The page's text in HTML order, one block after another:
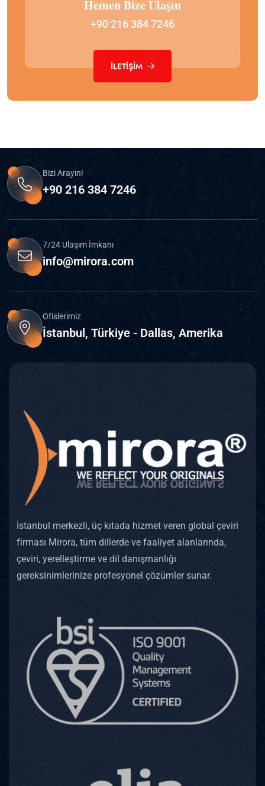
Hemen Bize Ulaşın
+90 216 384 7246
İLETIŞIM
Bizi Arayın!
+90 216 384 7246
7/24 Ulaşım İmkanı
info@mirora.com
Ofislerimiz
İstanbul, Türkiye - Dallas, Amerika
İstanbul merkezli, üç kıtada hizmet veren global çeviri
firması Mirora, tüm dillerde ve faaliyet alanlarında,
çeviri, yerelleştirme ve dil danışmanlığı
gereksinimlerinize profesyonel çözümler sunar.